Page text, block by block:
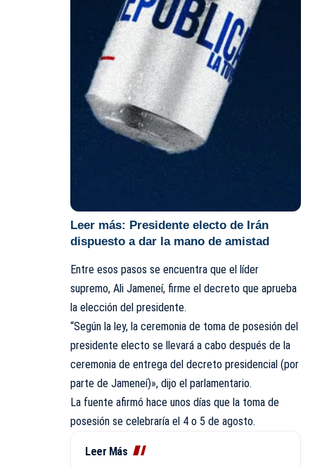
Leer más: Presidente electo de Irán
dispuesto a dar la mano de amistad
Entre esos pasos se encuentra que el líder
supremo, Ali Jameneí, firme el decreto que aprueba
la elección del presidente.
“Según la ley, la ceremonia de toma de posesión del
presidente electo se llevará a cabo después de la
ceremonia de entrega del decreto presidencial (por
parte de Jameneí)», dijo el parlamentario.
La fuente afirmó hace unos días que la toma de
posesión se celebraría el 4 o 5 de agosto.
Leer Más